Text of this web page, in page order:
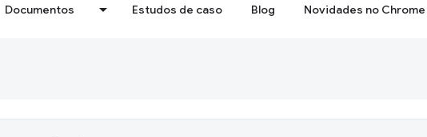
Documentos Estudos de caso Blog Novidades no Chrome